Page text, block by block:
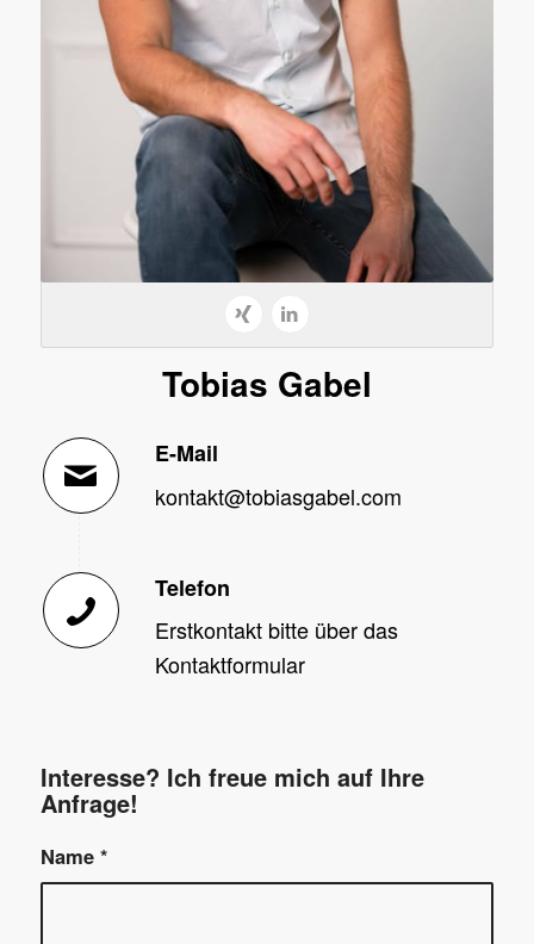
Tobias Gabel
E-Mail
kontakt@tobiasgabel.com
Telefon
Erstkontakt bitte über das
Kontaktformular
Interesse? Ich freue mich auf Ihre
Anfrage!
Name *